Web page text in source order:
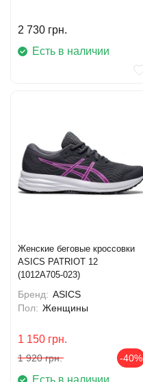
2 730 грн.
Есть в наличии
Женские беговые кроссовки
ASICS PATRIOT 12
(1012A705-023)
Бренд: ASICS
Пол: Женщины
1 150 грн.
1 920 грн. -40%
Есть в наличии